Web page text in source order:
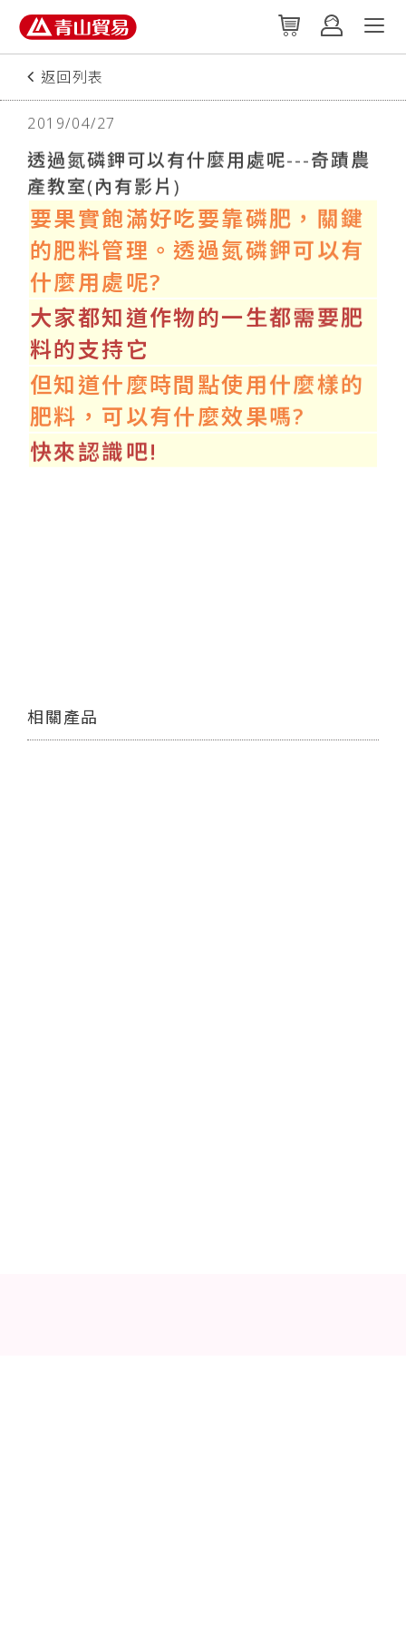
返回列表
2019/04/27
透過氮磷鉀可以有什麼用處呢---奇蹟農
產教室(內有影片)
要果實飽滿好吃要靠磷肥，關鍵
的肥料管理。透過氮磷鉀可以有
什麼用處呢?
大家都知道作物的一生都需要肥
料的支持它
但知道什麼時間點使用什麼樣的
肥料，可以有什麼效果嗎?
快來認識吧!
相關產品